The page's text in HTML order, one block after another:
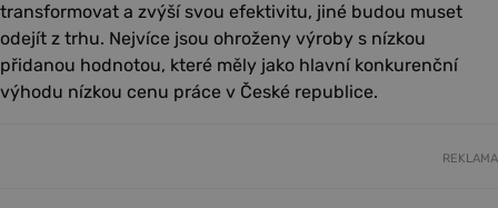
transformovat a zvýší svou efektivitu, jiné budou muset
odejít z trhu. Nejvíce jsou ohroženy výroby s nízkou
přidanou hodnotou, které měly jako hlavní konkurenční
výhodu nízkou cenu práce v České republice.
REKLAMA